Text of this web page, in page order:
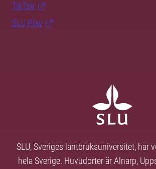
TikTok
SLU Play
SLU, Sveriges lantbruksuniversitet, har
hela Sverige. Huvudorter är Alnarp,